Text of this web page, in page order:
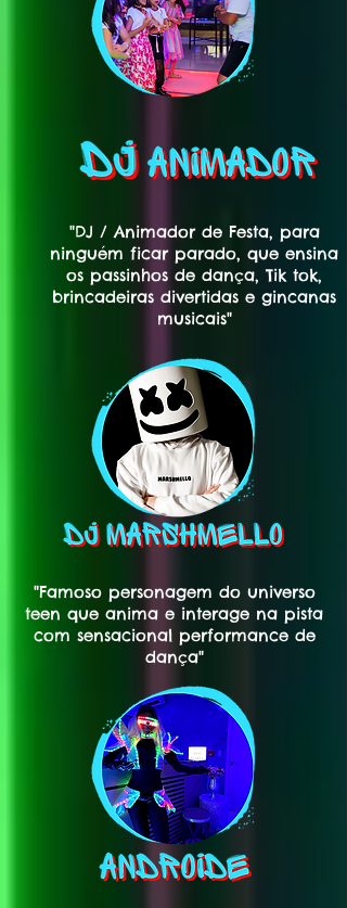
"DJ / Animador de Festa, para
ninguém ficar parado, que ensina
os passinhos de dança, Tik tok,
brincadeiras divertidas e gincanas
musicais"
"Famoso personagem do universo
teen que anima e interage na pista
com sensacional performance de
dança"